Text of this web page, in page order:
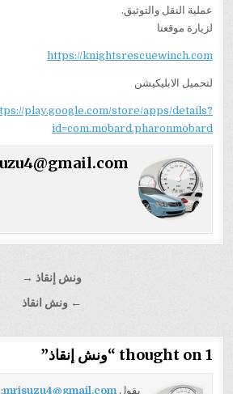
عملية النقل والتوثيق.
لزيارة موقعنا
https://knightsrescuewinch.com
لتحميل الابليكيشن
play.google.com/store/apps/details?
id=com.mobard.pharonmobard
ونش إنقاذ →
← ونش انقاذ
1 thought on “ ونش إنقاذ”
يقول mrisuzu4@gmail.com
: